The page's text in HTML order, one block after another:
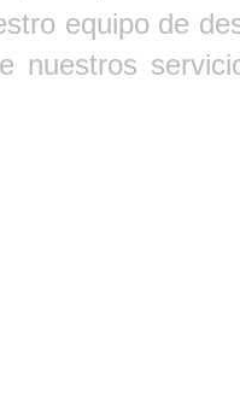
equipo de
nuestros